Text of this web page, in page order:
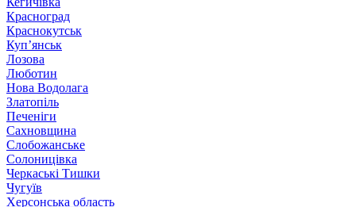
Красноград
Краснокутськ
Куп’янськ
Лозова
Люботин
Нова Водолага
Златопіль
Печеніги
Сахновщина
Слобожанське
Солоницівка
Черкаські Тишки
Чугуїв
Херсонська область